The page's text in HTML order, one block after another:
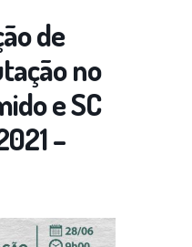
de
no
e SC
–